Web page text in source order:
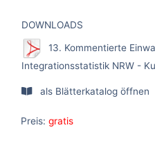
DOWNLOADS
13. Kommentierte
Integrationsstatistik NRW -
als Blätterkatalog öffnen
Preis: gratis